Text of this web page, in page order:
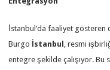
İstanbul’da faaliyet
Burgo İstanbul , resmi
entegre şekilde çalışıyor.